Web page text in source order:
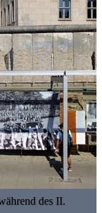
des II.